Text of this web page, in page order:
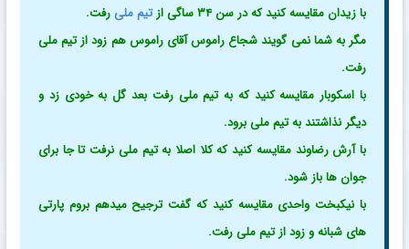
با زیدان مقایسه کنید که در سن ۳۴ ساگی از
تیم ملی رفت.
مگر به شما نمی گویند شجاع راموس آقای راموس هم زود از تیم ملی
رفت.
با اسکوبار مقایسه کنید که به تیم ملی رفت بعد گل به خودی زد و
دیگر نذاشتند به تیم ملی برود.
با آرش رضاوند مقایسه کنید که کلا اصلا به تیم ملی نرفت تا جا برای
جوان ها باز شود.
با نیکبخت واحدی مقایسه کنید که گفت ترجیح میدهم بروم پارتی
های شبانه و زود از تیم ملی رفت.